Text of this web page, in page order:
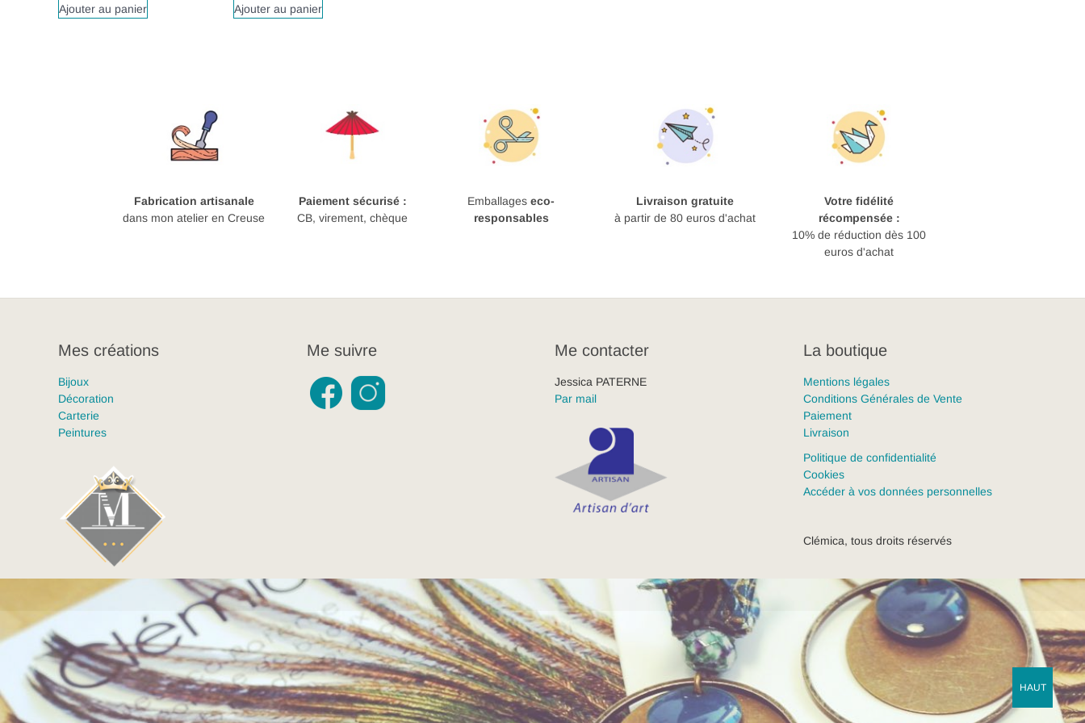
Ajouter au panier Ajouter au panier
Fabrication artisanale
dans mon atelier en Creuse
Paiement sécurisé :
CB, virement, chèque
Emballages eco-
responsables
Livraison gratuite
à partir de 80 euros d'achat
Votre fidélité
récompensée :
10% de réduction dès 100
euros d'achat
Mes créations
Bijoux
Décoration
Carterie
Peintures
Me suivre Me contacter
Jessica PATERNE
Par mail
La boutique
Mentions légales
Conditions Générales de Vente
Paiement
Livraison
Politique de confidentialité
Cookies
Accéder à vos données personnelles
Clémica, tous droits réservés
HAUT